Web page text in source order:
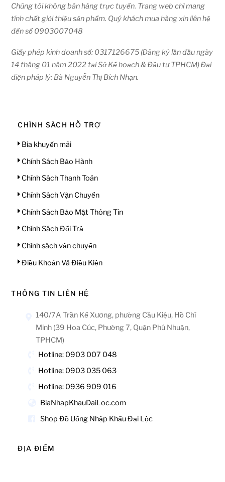
Chúng tôi không bán hàng trực tuyến. Trang web chỉ mang
tính chất giới thiệu sản phẩm. Quý khách mua hàng xin liên hệ
đến số 0903007048
Giấy phép kinh doanh số: 0317126675 (Đăng ký lần đầu ngày
14 tháng 01 năm 2022 tại Sở Kế hoạch & Đầu tư TPHCM) Đại
diện pháp lý: Bà Nguyễn Thị Bích Nhạn.
CHÍNH SÁCH HỖ TRỢ
Bia khuyến mãi
Chính Sách Bảo Hành
Chính Sách Thanh Toán
Chính Sách Vận Chuyển
Chính Sách Bảo Mật Thông Tin
Chính Sách Đổi Trả
Chính sách vận chuyển
Điều Khoản Và Điều Kiện
THÔNG TIN LIÊN HỆ
140/7A Trần Kế Xương, phường Cầu Kiệu, Hồ Chí
Minh (39 Hoa Cúc, Phường 7, Quận Phú Nhuận,
TPHCM)
Hotline: 0903 007 048
Hotline: 0903 035 063
Hotline: 0936 909 016
BiaNhapKhauDaiLoc.com
Shop Đồ Uống Nhập Khẩu Đại Lộc
ĐỊA ĐIỂM